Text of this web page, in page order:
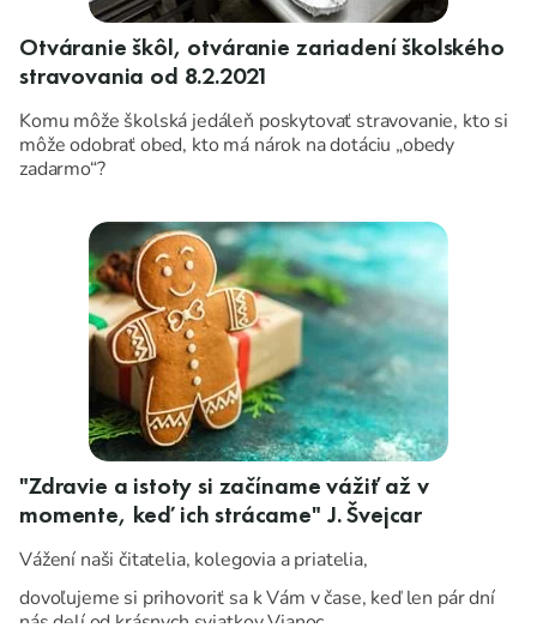
Otváranie škôl, otváranie zariadení školského
stravovania od 8.2.2021
Komu môže školská jedáleň poskytovať stravovanie, kto si
môže odobrať obed, kto má nárok na dotáciu „obedy
zadarmo“?
"Zdravie a istoty si začíname vážiť až v
momente, keď ich strácame" J. Švejcar
Vážení naši čitatelia, kolegovia a priatelia,
dovoľujeme si prihovoriť sa k Vám v čase, keď len pár dní
nás delí od krásnych sviatkov Vianoc.